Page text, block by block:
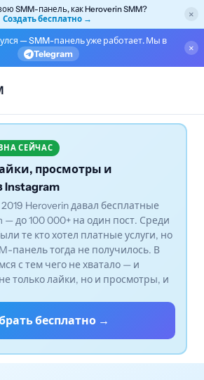
SMM-панель, как Heroverin SMM?
Создать бесплатно →
×
— SMM-панель уже работает. Мы в
Telegram
×
СЕЙЧАС
просмотры и
Instagram
Heroverin давал бесплатные
— до 100 000+ на один пост. Среди
те кто хотел платные услуги, но
панель тогда не получилось. В
с тем чего не хватало — и
только лайки, но и просмотры, и
бесплатно →